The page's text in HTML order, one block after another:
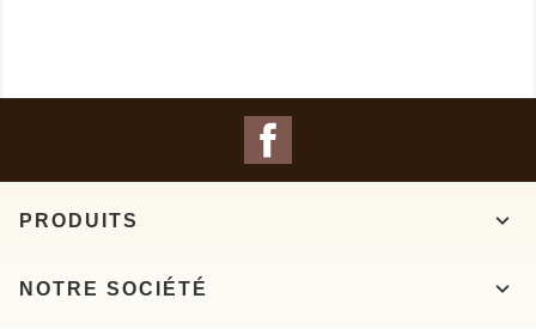
PRODUITS 
NOTRE SOCIÉTÉ 